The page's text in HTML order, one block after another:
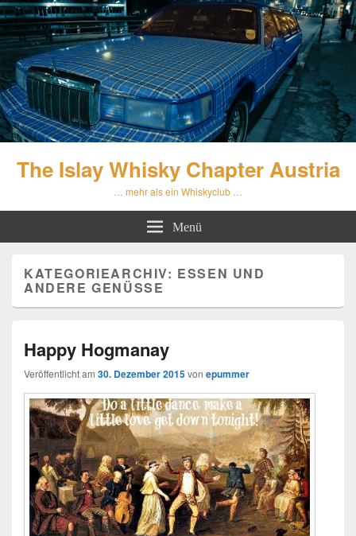
The Islay Whisky Chapter Austria
… mehr als ein Whiskyclub …
Menü
KATEGORIEARCHIV: ESSEN UND
ANDERE GENÜSSE
Happy Hogmanay
Veröffentlicht am 30. Dezember 2015von epummer